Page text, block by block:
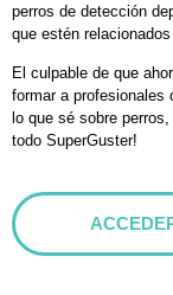
perros de detección
que estén
El culpable de que
formar a profesionales
lo que sé sobre
todo SuperGuster!